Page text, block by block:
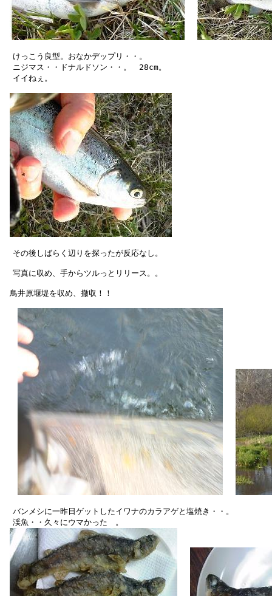
けっこう良型。おなかデップリ・・。
ニジマス・・ドナルドソン・・。　28cm。
イイねぇ。
その後しばらく辺りを探ったが反応なし。
写真に収め、手からツルっとリリース。。
鳥井原堰堤を収め、撤収！！
バンメシに一昨日ゲットしたイワナのカラアゲと塩焼き・・。
渓魚・・久々にウマかった　。